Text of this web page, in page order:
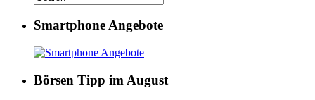
Smartphone Angebote
Börsen Tipp im August